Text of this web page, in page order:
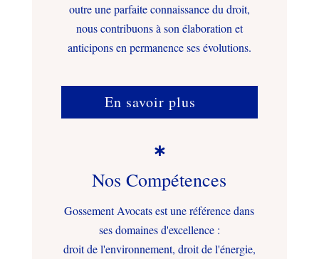
outre une parfaite connaissance du droit,
nous contribuons à son élaboration et
anticipons en permanence ses évolutions.
En savoir plus

Nos Compétences
Gossement Avocats est une référence dans
ses domaines d'excellence :
droit de l'environnement, droit de l'énergie,